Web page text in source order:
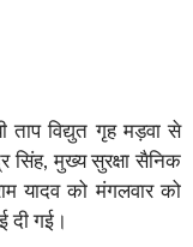
ताप विद्युत गृह मड़वा से
सिंह, मुख्य सुरक्षा सैनिक
यादव को मंगलवार को
दी गई।